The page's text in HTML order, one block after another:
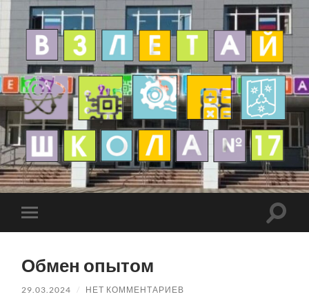
Обмен опытом
29.03.2024 / НЕТ КОММЕНТАРИЕВ